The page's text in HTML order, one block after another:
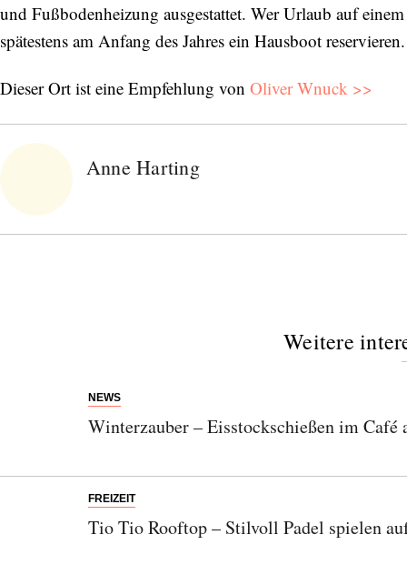
und Fußbodenheizung ausgestattet. Wer Urlaub auf
spätestens am Anfang des Jahres ein Hausboot
Dieser Ort ist eine Empfehlung von Oliver Wnuck >>
Anne Harting
Weitere
NEWS
Winterzauber – Eisstockschießen im Café
FREIZEIT
Tio Tio Rooftop – Stilvoll Padel spielen